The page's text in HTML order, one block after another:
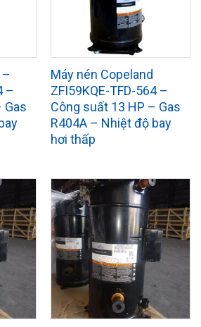
–
Gas
Máy nén Copeland
ZFI59KQE-TFD-564 –
Công suất 13 HP – Gas
R404A – Nhiệt độ bay
hơi thấp